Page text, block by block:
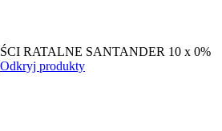
RATALNE SANTANDER 10 x 0%
Odkryj produkty